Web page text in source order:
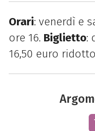
Orari: venerdì e
ore 16. Biglietto:
16,50 euro